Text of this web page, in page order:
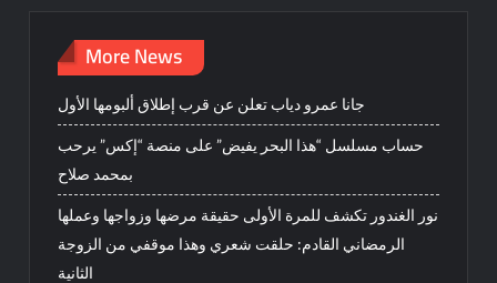
More News
جانا عمرو دياب تعلن عن قرب إطلاق ألبومها الأول
حساب مسلسل “هذا البحر يفيض” على منصة “إكس” يرحب
بمحمد صلاح
نور الغندور تكشف للمرة الأولى حقيقة مرضها وزواجها وعملها
الرمضاني القادم: حلقت شعري وهذا موقفي من الزوجة
الثانية